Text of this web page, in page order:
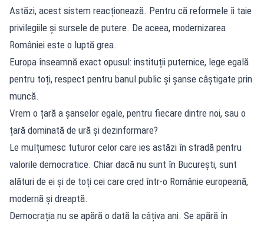
Astăzi, acest sistem reacționează. Pentru că reformele îi taie
privilegiile și sursele de putere. De aceea, modernizarea
României este o luptă grea.
Europa înseamnă exact opusul: instituții puternice, lege egală
pentru toți, respect pentru banul public și șanse câștigate prin
muncă.
Vrem o țară a șanselor egale, pentru fiecare dintre noi, sau o
țară dominată de ură și dezinformare?
Le mulțumesc tuturor celor care ies astăzi în stradă pentru
valorile democratice. Chiar dacă nu sunt în București, sunt
alături de ei și de toți cei care cred într-o Românie europeană,
modernă și dreaptă.
Democrația nu se apără o dată la câțiva ani. Se apără în